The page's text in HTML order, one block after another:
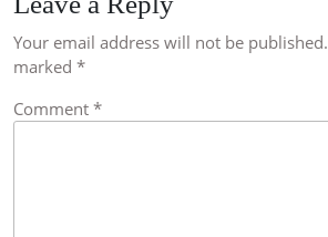
Your email address will not be published.
marked *
Comment *